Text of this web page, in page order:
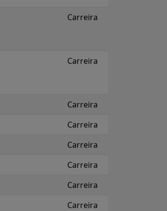
Carreira
Carreira
Carreira
Carreira
Carreira
Carreira
Carreira
Carreira